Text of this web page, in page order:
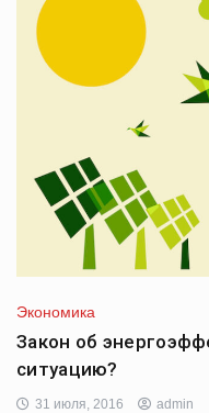
Экономика
Закон об
ситуацию?
31 июля, 2016 admin